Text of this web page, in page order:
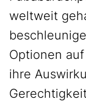
weltweit
Optionen
ihre